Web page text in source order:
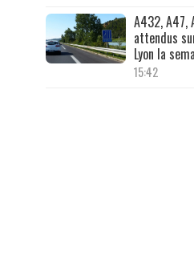
A432, A47,
attendus
Lyon la
15:42